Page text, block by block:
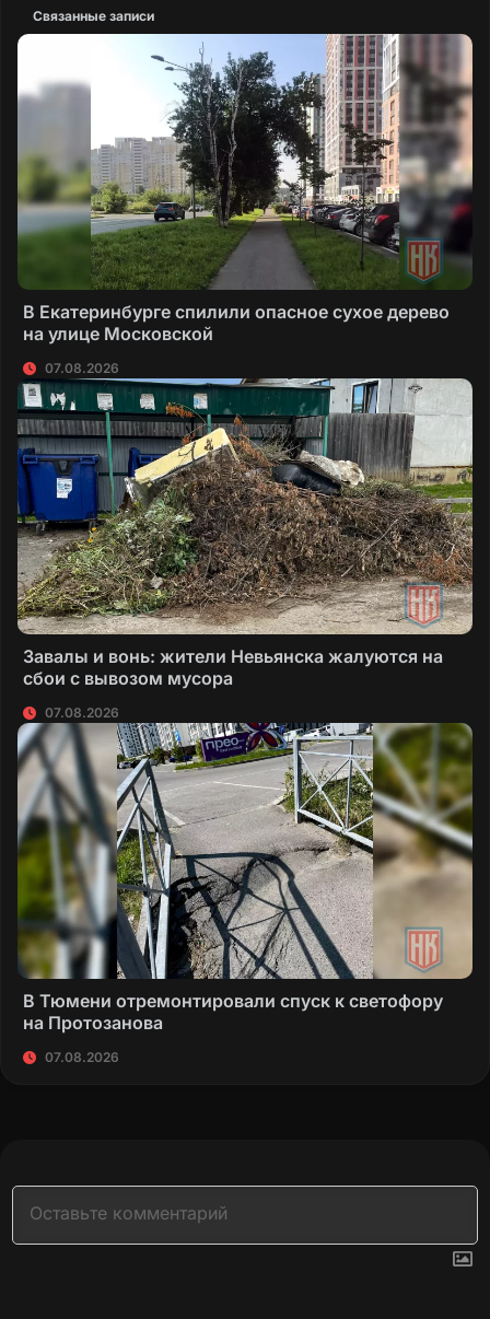
Связанные записи
В Екатеринбурге спилили опасное сухое дерево
на улице Московской
07.08.2026
Завалы и вонь: жители Невьянска жалуются на
сбои с вывозом мусора
07.08.2026
В Тюмени отремонтировали спуск к светофору
на Протозанова
07.08.2026